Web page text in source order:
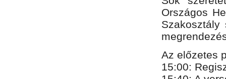
Országos
Az előzetes
15:00: